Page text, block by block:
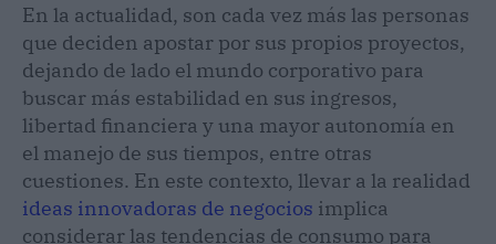
En la actualidad, son cada vez más las personas
que deciden apostar por sus propios proyectos,
dejando de lado el mundo corporativo para
buscar más estabilidad en sus ingresos,
libertad financiera y una mayor autonomía en
el manejo de sus tiempos, entre otras
cuestiones. En este contexto, llevar a la realidad
ideas innovadoras de negocios implica
considerar las tendencias de consumo para